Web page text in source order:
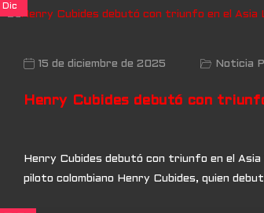
Dic
15 de diciembre de 2025 Noticia
Henry Cubides debutó con
Henry Cubides debutó con triunfo en el Asia
piloto colombiano Henry Cubides, quien